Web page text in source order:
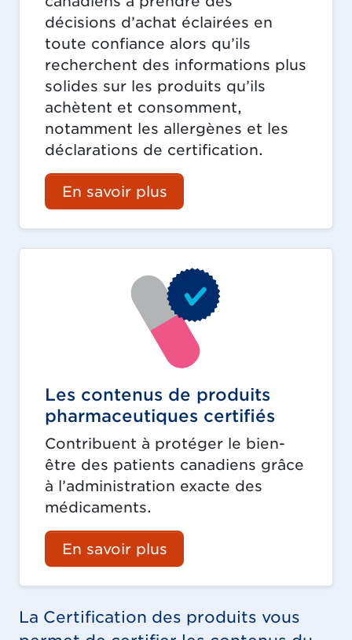
décisions d’achat éclairées en
toute confiance alors qu’ils
recherchent des informations plus
solides sur les produits qu’ils
achètent et consomment,
notamment les allergènes et les
déclarations de certification.
En savoir plus
Les contenus de produits
pharmaceutiques certifiés
Contribuent à protéger le bien-
être des patients canadiens grâce
à l’administration exacte des
médicaments.
En savoir plus
La Certification des produits vous